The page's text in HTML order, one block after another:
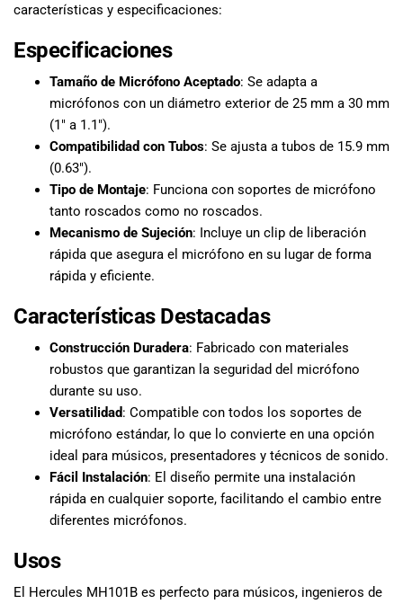
tu hogar.
mundo de la
Import Music
Ecuador!
características y especificaciones:
Especificaciones
Tamaño de Micrófono Aceptado: Se adapta a
micrófonos con un diámetro exterior de 25 mm a 30 mm
(1″ a 1.1″).
Compatibilidad con Tubos: Se ajusta a tubos de 15.9 mm
(0.63″).
Tipo de Montaje: Funciona con soportes de micrófono
tanto roscados como no roscados.
Mecanismo de Sujeción: Incluye un clip de liberación
rápida que asegura el micrófono en su lugar de forma
rápida y eficiente.
Características Destacadas
Construcción Duradera: Fabricado con materiales
robustos que garantizan la seguridad del micrófono
durante su uso.
Versatilidad: Compatible con todos los soportes de
micrófono estándar, lo que lo convierte en una opción
ideal para músicos, presentadores y técnicos de sonido.
Fácil Instalación: El diseño permite una instalación
rápida en cualquier soporte, facilitando el cambio entre
diferentes micrófonos.
Usos
El Hercules MH101B es perfecto para músicos, ingenieros de